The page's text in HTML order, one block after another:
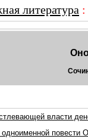
литература
власти
повести